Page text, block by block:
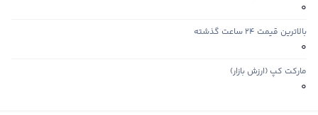
0
بالاترین قیمت ۲۴ ساعت گذشته
0
مارکت کپ (ارزش بازار)
0